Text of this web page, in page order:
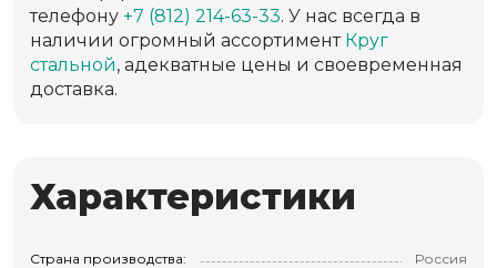
телефону +7 (812) 214-63-33. У нас всегда в
наличии огромный ассортимент Круг
стальной, адекватные цены и своевременная
доставка.
Характеристики
Страна производства:
Россия